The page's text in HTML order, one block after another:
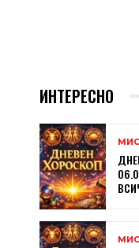
ИНТЕРЕСНО